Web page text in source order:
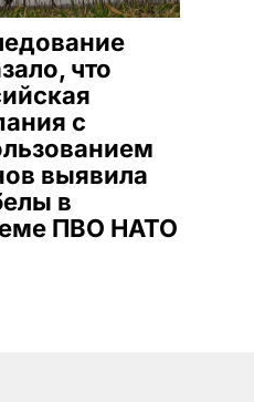
что
с
выявила
в
ПВО НАТО